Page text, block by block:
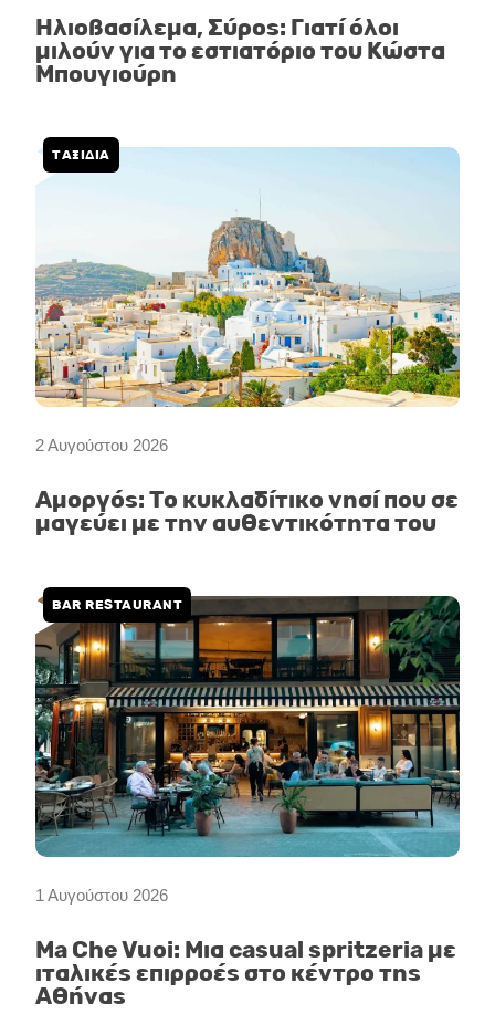
Ηλιοβασίλεμα, Σύρος: Γιατί όλοι
μιλούν για το εστιατόριο του Κώστα
Μπουγιούρη
2 Αυγούστου 2026
ΤΑΞΙΔΙΑ
Αμοργός: Το κυκλαδίτικο νησί που σε
μαγεύει με την αυθεντικότητα του
1 Αυγούστου 2026
BAR RESTAURANT
Ma Che Vuoi: Μια casual spritzeria με
ιταλικές επιρροές στο κέντρο της
Αθήνας